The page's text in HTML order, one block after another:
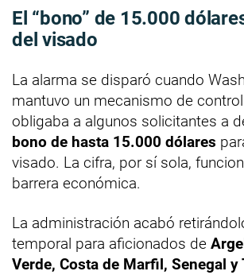
El “bono” de 15.000
del visado
La alarma se disparó cuando
mantuvo un mecanismo de
obligaba a algunos solicitantes a
bono de hasta 15.000 dólares
visado. La cifra, por sí sola,
barrera económica.
La administración acabó
temporal para aficionados de
Verde, Costa de Marfil, Senegal y